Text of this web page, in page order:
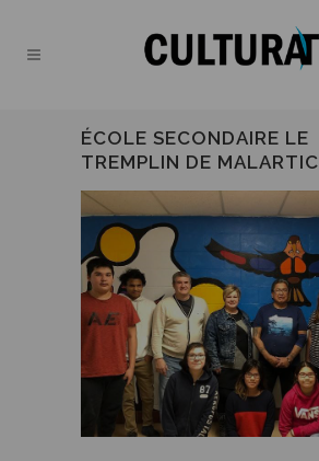
ÉCOLE SECONDAIRE LE
TREMPLIN DE MALARTIC